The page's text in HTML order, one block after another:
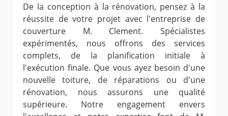
De la conception à la rénovation, pensez à la
réussite de votre projet avec l'entreprise de
couverture M. Clement. Spécialistes
expérimentés, nous offrons des services
complets, de la planification initiale à
l'exécution finale. Que vous ayez besoin d'une
nouvelle toiture, de réparations ou d'une
rénovation, nous assurons une qualité
supérieure. Notre engagement envers